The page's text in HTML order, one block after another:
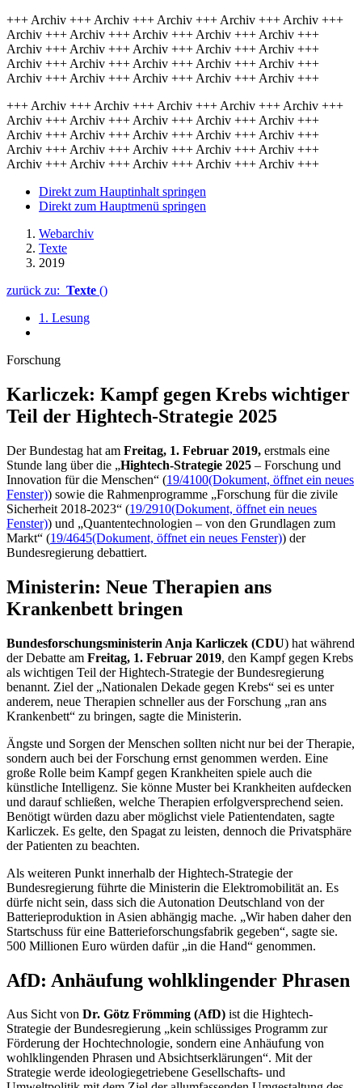
+++ Archiv +++ Archiv +++ Archiv +++ Archiv +++ Archiv +++
Archiv +++ Archiv +++ Archiv +++ Archiv +++ Archiv +++
Archiv +++ Archiv +++ Archiv +++ Archiv +++ Archiv +++
Archiv +++ Archiv +++ Archiv +++ Archiv +++ Archiv +++
Archiv +++ Archiv +++ Archiv +++ Archiv +++ Archiv +++
+++ Archiv +++ Archiv +++ Archiv +++ Archiv +++ Archiv +++
Archiv +++ Archiv +++ Archiv +++ Archiv +++ Archiv +++
Archiv +++ Archiv +++ Archiv +++ Archiv +++ Archiv +++
Archiv +++ Archiv +++ Archiv +++ Archiv +++ Archiv +++
Archiv +++ Archiv +++ Archiv +++ Archiv +++ Archiv +++
Direkt zum Hauptinhalt springen
Direkt zum Hauptmenü springen
Webarchiv
Texte
2019
zurück zu: Texte ()
1. Lesung
Forschung
Karliczek: Kampf gegen Krebs wich­tiger
Teil der Hightech-Stra­te­gie 2025
Der Bundestag hat am Freitag, 1. Februar 2019, erstmals eine
Stunde lang über die „Hightech-Strategie 2025 – Forschung und
Innovation für die Menschen“ (19/4100(Dokument, öffnet ein neues
Fenster)) sowie die Rahmenprogramme „Forschung für die zivile
Sicherheit 2018-2023“ (19/2910(Dokument, öffnet ein neues
Fenster)) und „Quantentechnologien – von den Grundlagen zum
Markt“ (19/4645(Dokument, öffnet ein neues Fenster)) der
Bundesregierung debattiert.
Ministerin: Neue Therapien ans
Krankenbett bringen
Bundesforschungsministerin Anja Karliczek (CDU) hat während
der Debatte am Freitag, 1. Februar 2019, den Kampf gegen Krebs
als wichtigen Teil derHightech-Strategie der Bundesregierung
benannt. Ziel der „Nationalen Dekade gegen Krebs“ sei es unter
anderem, neue Therapien schneller aus der Forschung „ran ans
Krankenbett“ zu bringen, sagte die Ministerin.
Ängste und Sorgen der Menschen sollten nicht nur bei der Therapie,
sondern auch bei der Forschung ernst genommen werden. Eine
große Rolle beim Kampf gegen Krankheiten spiele auch die
künstliche Intelligenz. Sie könne Muster bei Krankheiten aufdecken
und darauf schließen, welche Therapien erfolgversprechend seien.
Benötigt würden dazu aber möglichst viele Patientendaten, sagte
Karliczek. Es gelte, den Spagat zu leisten, dennoch die Privatsphäre
der Patienten zu beachten.
Als weiteren Punkt innerhalb derHightech-Strategie der
Bundesregierung führte die Ministerin die Elektromobilität an. Es
dürfe nicht sein, dass sich die Autonation Deutschland von der
Batterieproduktion in Asien abhängig mache. „Wir haben daher den
Startschuss für eine Batterieforschungsfabrik gegeben“, sagte sie.
500 Millionen Euro würden dafür „in die Hand“ genommen.
AfD: Anhäufung wohlklingender Phrasen
Aus Sicht von Dr. Götz Frömming (AfD) ist die Hightech-
Strategie der Bundesregierung „kein schlüssiges Programm zur
Förderung der Hochtechnologie, sondern eine Anhäufung von
wohlklingenden Phrasen und Absichtserklärungen“. Mit der
Strategie werde ideologiegetriebene Gesellschafts- und